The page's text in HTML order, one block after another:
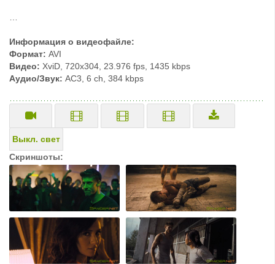
Информация о видеофайле:
Формат: AVI
Видео: XviD, 720x304, 23.976 fps, 1435 kbps
Аудио/Звук: AC3, 6 ch, 384 kbps
Выкл. свет
Скриншоты: